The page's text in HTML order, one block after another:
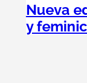
Nueva
y